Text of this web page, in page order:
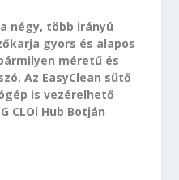
négy, több irányú
gyors és alapos
méretű és
Az EasyClean sütő
is vezérelhető
CLOi Hub Botján